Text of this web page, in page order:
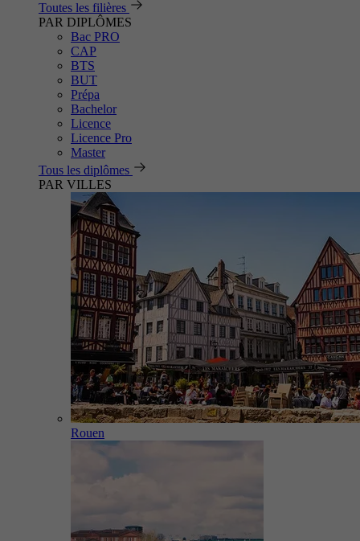
Toutes les filières
PAR DIPLÔMES
Bac PRO
CAP
BTS
BUT
Prépa
Bachelor
Licence
Licence Pro
Master
Tous les diplômes
PAR VILLES
Rouen